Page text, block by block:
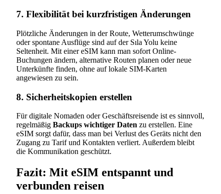
7. Flexibilität bei kurzfristigen Änderungen
Plötzliche Änderungen in der Route, Wetterumschwünge
oder spontane Ausflüge sind auf der Sıla Yolu keine
Seltenheit. Mit einer eSIM kann man sofort Online-
Buchungen ändern, alternative Routen planen oder neue
Unterkünfte finden, ohne auf lokale SIM-Karten
angewiesen zu sein.
8. Sicherheitskopien erstellen
Für digitale Nomaden oder Geschäftsreisende ist es sinnvoll,
regelmäßig Backups wichtiger Daten zu erstellen. Eine
eSIM sorgt dafür, dass man bei Verlust des Geräts nicht den
Zugang zu Tarif und Kontakten verliert. Außerdem bleibt
die Kommunikation geschützt.
Fazit: Mit eSIM entspannt und
verbunden reisen